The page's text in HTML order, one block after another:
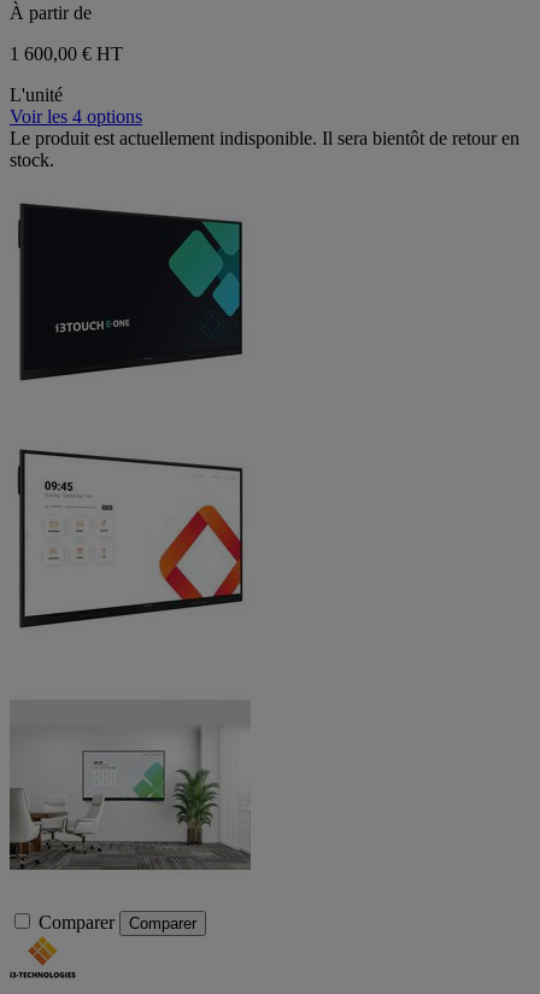
À partir de
1 600,00 € HT
L'unité
Voir les 4 options
Le produit est actuellement indisponible. Il sera bientôt de retour en
stock.
Comparer Comparer